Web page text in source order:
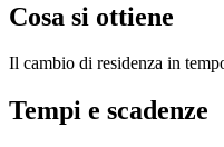
Cosa si ottiene
Il cambio di residenza in
Tempi e scadenze